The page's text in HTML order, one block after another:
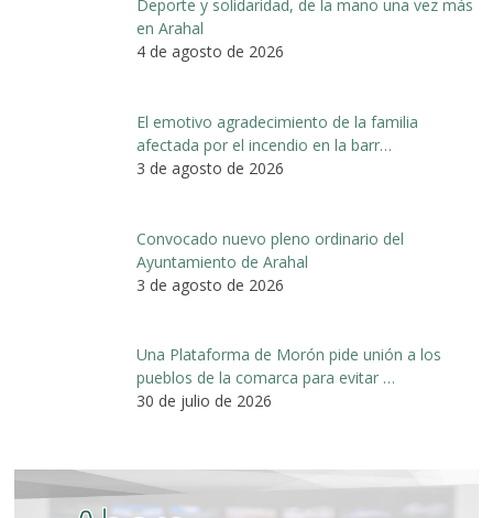
Deporte y solidaridad, de la mano una vez más
en Arahal
4 de agosto de 2026
El emotivo agradecimiento de la familia
afectada por el incendio en la barr…
3 de agosto de 2026
Convocado nuevo pleno ordinario del
Ayuntamiento de Arahal
3 de agosto de 2026
Una Plataforma de Morón pide unión a los
pueblos de la comarca para evitar …
30 de julio de 2026